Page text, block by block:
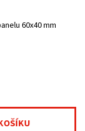
60x40 mm